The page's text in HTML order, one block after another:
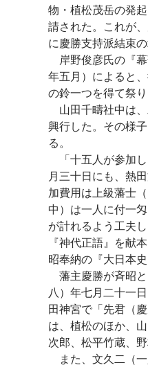
物・植松茂岳の発
請された。これが
に慶勝支持派結束
岸野俊彦氏の『
年五月）によると
の鈴一つを得て祭
山田千疇社中は
興行した。その様
る。
「十五人が参加
月三十日にも、熱
加費用は上級藩士
中）は一人に付一
が計れるよう工夫
『神代正語』を献
昭奉納の『大日本
藩主慶勝が斉昭
八）年七月二十一
田神宮で「先君（
は、植松のほか、
次郎、松平竹蔵、
また、文久二（一